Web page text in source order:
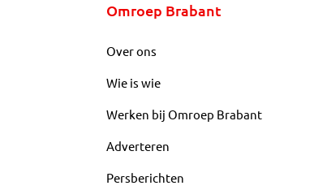
Omroep Brabant
Over ons
Wie is wie
Werken bij Omroep Brabant
Adverteren
Persberichten